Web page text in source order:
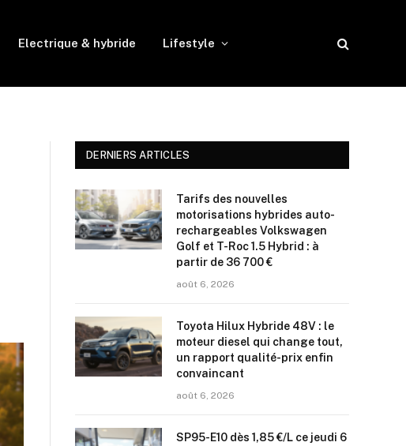
Electrique & hybride Lifestyle
DERNIERS ARTICLES
Tarifs des nouvelles
motorisations hybrides auto-
rechargeables Volkswagen
Golf et T-Roc 1.5 Hybrid : à
partir de 36 700 €
août 6, 2026
Toyota Hilux Hybride 48V : le
moteur diesel qui change tout,
un rapport qualité-prix enfin
convaincant
août 6, 2026
SP95-E10 dès 1,85 €/L ce jeudi 6